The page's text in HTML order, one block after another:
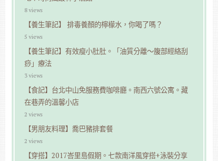
8 views
【養生筆記】 排毒養顏的檸檬水，你喝了嗎？
5 views
【養生筆記】有效瘦小肚肚。「油質分離～腹部經絡刮
痧」療法
3 views
【食記】台北中山免服務費咖啡廳。南西六號公寓。藏
在巷弄的溫馨小店
2 views
【男朋友料理】喬巴豬排套餐
2 views
【穿搭】2017峇里島假期。七款南洋風穿搭+泳裝分享